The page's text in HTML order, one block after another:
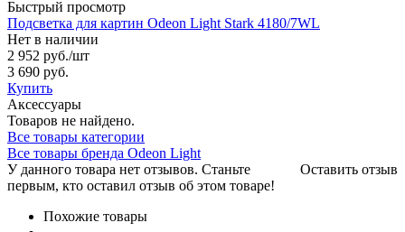
Быстрый просмотр
Подсветка для картин Odeon Light Stark 4180/7WL
Нет в наличии
2 952 руб./шт
3 690 руб.
Купить
Аксессуары
Товаров не найдено.
Все товары категории
Все товары бренда Odeon Light
Оставить отзыв
У данного товара нет отзывов. Станьте
первым, кто оставил отзыв об этом товаре!
Похожие товары